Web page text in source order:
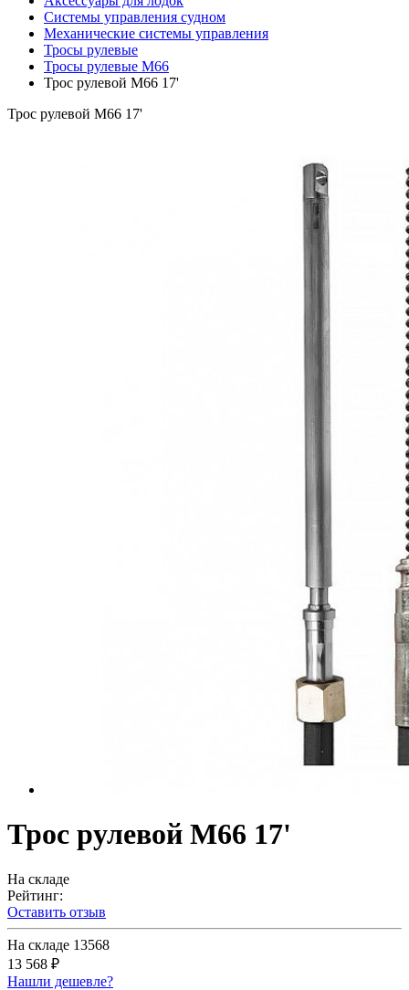
Системы управления судном
Механические системы управления
Тросы рулевые
Тросы рулевые M66
Трос рулевой M66 17'
Трос рулевой M66 17'
Трос рулевой M66 17'
На складе
Рейтинг:
Оставить отзыв
На складе 13568
13 568 ₽
Нашли дешевле?